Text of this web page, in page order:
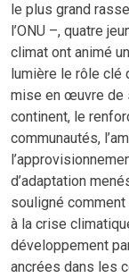
le plus grand
l’ONU –, quatre
climat ont animé
lumière le rôle clé
mise en œuvre de
continent, le
communautés,
d’adaptation
souligné
à la crise
développement
ancrées dans les